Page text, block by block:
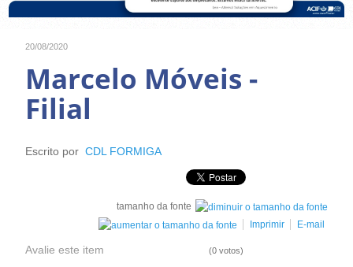
20/08/2020
Marcelo Móveis -
Filial
Escrito por CDL FORMIGA
tamanho da fonte
Imprimir
E-mail
Avalie este item (0 votos)